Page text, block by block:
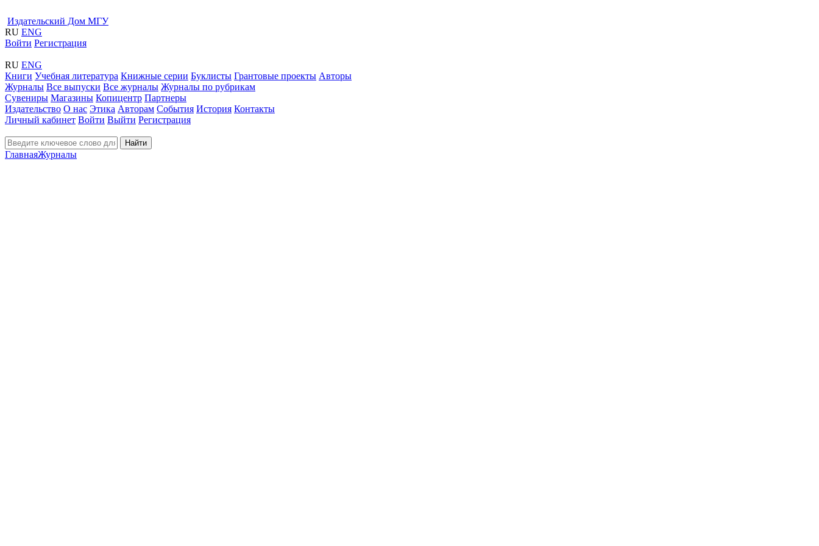
Издательский Дом МГУ
RU ENG
Войти Регистрация
RU ENG
Книги Учебная литература Книжные серии Буклисты Грантовые проекты Авторы
Журналы Все выпуски Все журналы Журналы по рубрикам
Сувениры Магазины Копицентр Партнеры
Издательство О нас Этика Авторам События История Контакты
Личный кабинет Войти Выйти Регистрация
Найти
ГлавнаяЖурналы